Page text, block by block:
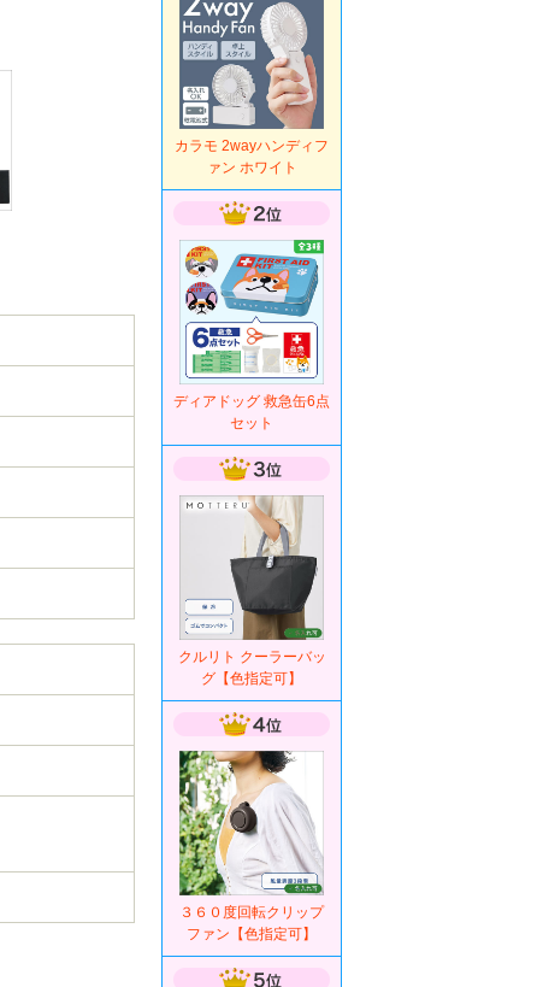
カラモ 2wayハンディフ
ァン ホワイト
ディアドッグ 救急缶6点
セット
クルリト クーラーバッ
グ【色指定可】
３６０度回転クリップ
ファン【色指定可】